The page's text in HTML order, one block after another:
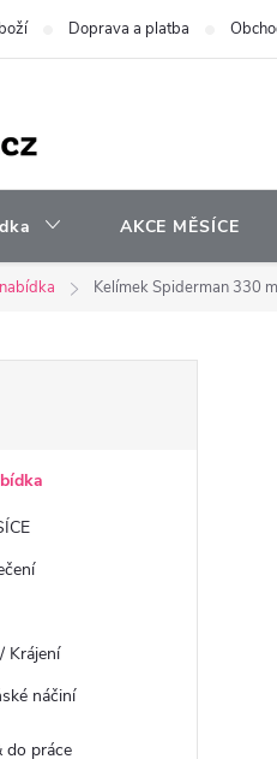
Doprava a platba
AKCE MĚSÍCE
Kelímek Spiderman 330
Krájení
náčiní
do práce